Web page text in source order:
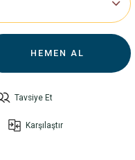
HEMEN AL
Tavsiye Et
Karşılaştır